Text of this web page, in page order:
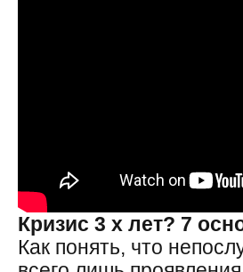
Кризис 3 х лет? 7
Как понять, что